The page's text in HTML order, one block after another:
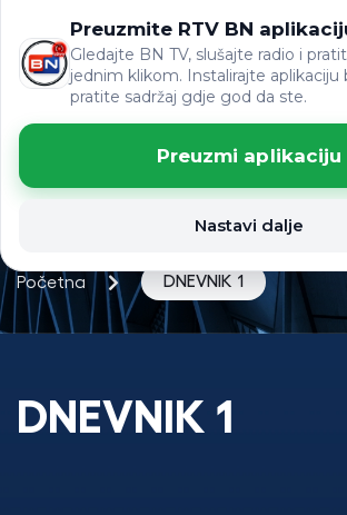
VIJESTI
Preuzmite RTV BN
Gledajte BN TV, slušajte radio i
jednim klikom. Instalirajte aplikaciju
pratite sadržaj gdje god da ste.
Preuzmi aplikaciju
Nastavi dalje
Početna DNEVNIK 1
DNEVNIK 1